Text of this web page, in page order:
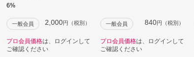
6%
一般会員 2,000円（税別）
プロ会員価格は、ログインして
ご確認ください
一般会員 840円（税別）
プロ会員価格は、ログインして
ご確認ください